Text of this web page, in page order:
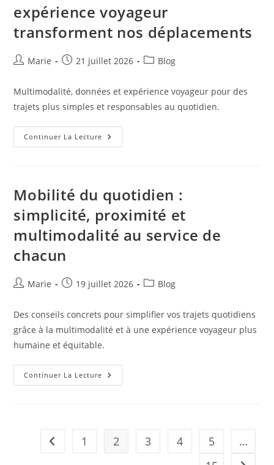
expérience voyageur
transforment nos déplacements
Auteur/autrice
la
publication :
Marie
Publication
21 juillet 2026
PostBlog
Multimodalité, données et expérience voyageur pour des
trajets plus simples et responsables au quotidien.
Continuer La Lecture Trajets
Du
Données
Et
Expérience
Voyageur
Transforment
Nos
Déplacements
Mobilité du quotidien :
simplicité, proximité et
multimodalité au service de
chacun
Auteur/autrice
la
publication :
Marie
Publication
19 juillet 2026
PostBlog
Des conseils concrets pour simplifier vos trajets quotidiens
grâce à la multimodalité et à une expérience voyageur plus
humaine et équitable.
Continuer La Lecture Mobilité
Du
Multimodalité
Au
Go to the previous page
1 2 3 4 5
…